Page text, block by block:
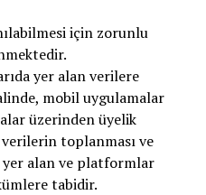
için zorunlu
yer alan verilere
mobil uygulamalar
üzerinden üyelik
toplanması ve
yer alan ve platformlar
tabidir.